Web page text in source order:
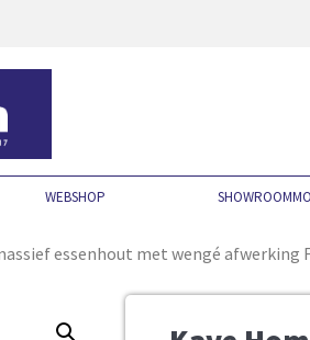
WEBSHOP
essenhout met wengé afwerking